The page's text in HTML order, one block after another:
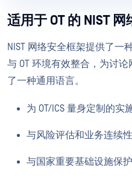
适用于 OT 的 NIST
NIST 网络安全框架提供了一
与 OT 环境有效整合，为讨
了一种通用语言。
为 OT/ICS 量身定制的实
与风险评估和业务连续
与国家重要基础设施保